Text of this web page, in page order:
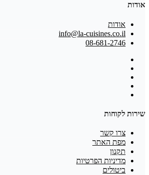
אודות
אודות
info@la-cuisines.co.il
08-681-2746
שירות לקוחות
צרו קשר
מפת האתר
תקנון
מדיניות הפרטיות
ביטולים